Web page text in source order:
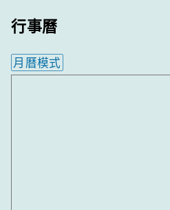
行事曆
月曆模式